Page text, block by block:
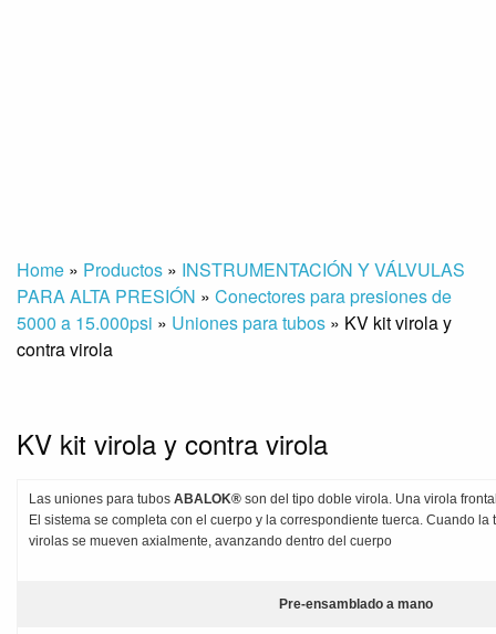
Home » Productos » INSTRUMENTACIÓN Y VÁLVULAS
PARA ALTA PRESIÓN » Conectores para presiones de
5000 a 15.000psi » Uniones para tubos » KV kit virola y
contra virola
KV kit virola y contra virola
Las uniones para tubos ABALOK® son del tipo doble virola. Una virola
El sistema se completa con el cuerpo y la correspondiente tuerca. Cuando la
virolas se mueven axialmente, avanzando dentro del cuerpo
Pre-ensamblado a mano